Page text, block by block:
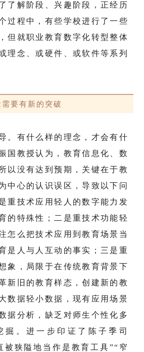
了解阶段、兴趣阶段，正经历
过程中，有些学校进行了一些
但就职业教育数字化转型整体
理念、或硬件、或软件等系列
需要有新的突破
。有什么样的理念，才会有什
国教授认为，教育信息化、数
以没有达到预期，关键在于教
中心的认识误区，导致以下问
重技术应用轻人的数字能力发
的特殊性；二是重技术功能轻
怎么把技术应用到教育场景当
是人与人互动的事实；三是重
象，局限于在传统教育背景下
新旧的教育样态，创建新的教
数据轻小数据，现有应用场景
据分析，缺乏对师生个性化多
掘。进一步印证了陈子季司
被狭隘地当作是教育工具”“窄